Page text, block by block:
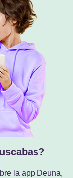
la app Deuna,